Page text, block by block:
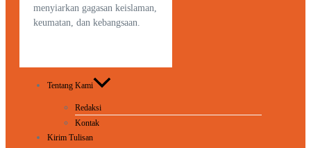
menyiarkan gagasan keislaman,
keumatan, dan kebangsaan.
Tentang Kami
Redaksi
Kontak
Kirim Tulisan